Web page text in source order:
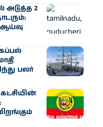
அடுத்த 2
பலர்